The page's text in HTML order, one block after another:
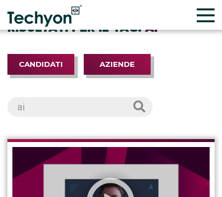
RISULTATI PER IL TAG:AI
CANDIDATI AZIENDE